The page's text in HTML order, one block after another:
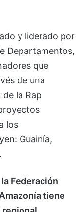
y liderado por
Departamentos,
que
de una
la Rap
los
Guainía,
Federación
tiene